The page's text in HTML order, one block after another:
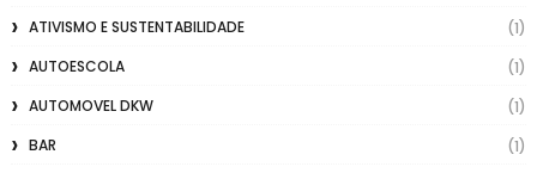
ATIVISMO E SUSTENTABILIDADE
(1)
AUTOESCOLA
(1)
AUTOMOVEL DKW
(1)
BAR
(1)